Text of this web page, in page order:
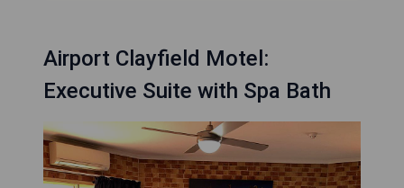
Airport Clayfield Motel:
Executive Suite with Spa Bath